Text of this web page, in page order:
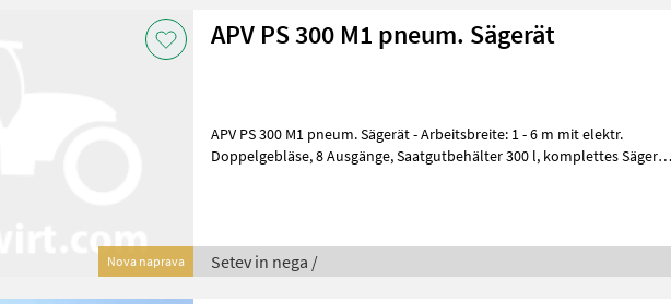
Nova naprava
APV PS 300 M1 pneum. Sägerät
APV PS 300 M1 pneum. Sägerät - Arbeitsbreite: 1 - 6 m mit elektr.
Doppelgebläse, 8 Ausgänge, Saatgutbehälter 300 l, komplettes Sägerät
Setev in nega /